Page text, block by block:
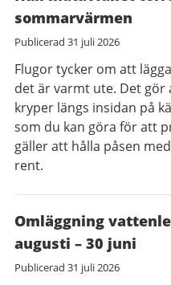
sommarvärmen
Publicerad 31 juli 2026
Flugor tycker om att
det är varmt ute. Det
kryper längs insidan på
som du kan göra för att
gäller att hålla påsen
rent.
Omläggning
augusti – 30 juni
Publicerad 31 juli 2026